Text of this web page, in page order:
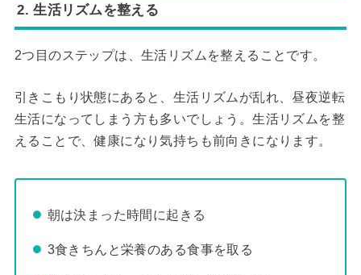
2. 生活リズムを整える
2つ目のステップは、生活リズムを整えることです。
引きこもり状態にあると、生活リズムが乱れ、昼夜逆転
生活になってしまう方も多いでしょう。生活リズムを整
えることで、健康になり気持ちも前向きになります。
朝は決まった時間に起きる
3食きちんと栄養のある食事を取る